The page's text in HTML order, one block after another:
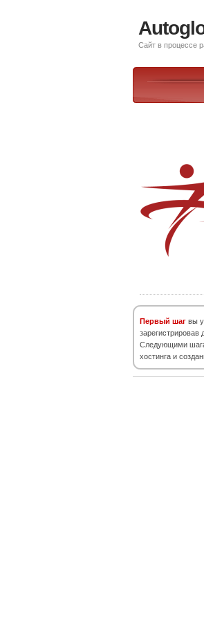
Сайт в процессе
Первый шаг вы
зарегистрировав
Следующими
хостинга и